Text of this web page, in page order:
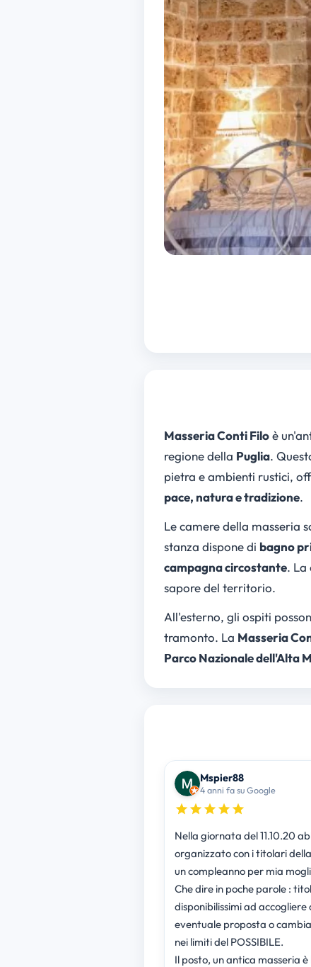
Masseria Conti Filoè
regione della Puglia.
pietra e ambienti rustici,
pace, natura e tradizione.
Le camere della masseria
stanza dispone di bagno
campagna circostante. La
sapore del territorio.
All'esterno, gli ospiti
tramonto. La Masseria
Parco Nazionale dell'Alta
Mspier88
4 anni fa su Google
Nella giornata del 11.10.20
organizzato con i titolari
un compleanno per mia
Che dire in poche parole :
disponibilissimi ad accogliere
eventuale proposta o
nei limiti del POSSIBILE.
Il posto, un antica masseria è